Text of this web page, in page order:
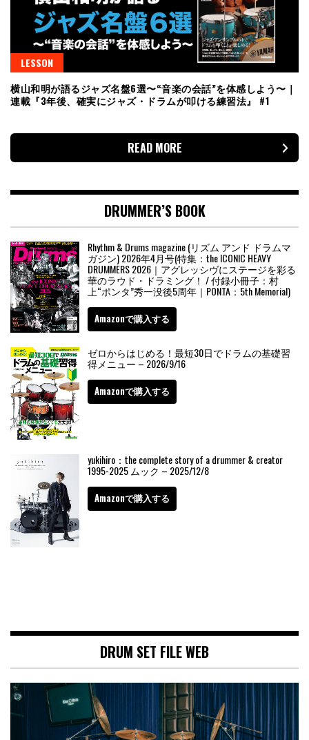
LESSON
横山和明が語るジャズ名盤6選〜“音楽の会話”を体感しよう〜｜
連載『3年後、確実にジャズ・ドラムが叩ける練習法』 #1
READ MORE
DRUMMER’S BOOK
Rhythm & Drums magazine (リズム アンド ドラムマ
ガジン) 2026年4月号(特集：the ICONIC HEAVY
DRUMMERS 2026｜アグレッシヴにステージを彩る
華のラウド・ドラミング！ / 付録小冊子：村
上“ポンタ”秀一没後5周年｜PONTA：5th Memorial)
Amazonで購入する
ゼロからはじめる！最短30日でドラムの基礎習
得メニュー – 2026/9/16
Amazonで購入する
yukihiro：the complete story of a drummer & creator
1995-2025 ムック – 2025/12/8
Amazonで購入する
DRUM SET FILE WEB